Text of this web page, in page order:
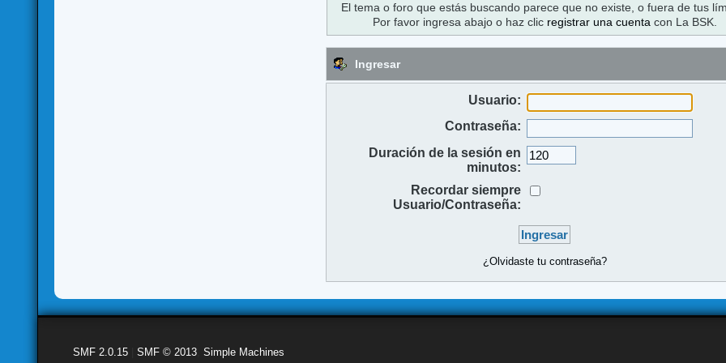
El tema o foro que estás buscando parece que no existe, o fuera de tus
Por favor ingresa abajo o haz clic registrar una cuenta con La BSK.
Ingresar
Usuario:
Contraseña:
Duración de la sesión en
minutos:
Recordar siempre
Usuario/Contraseña:
¿Olvidaste tu contraseña?
SMF 2.0.15 |SMF © 2013 ,Simple Machines